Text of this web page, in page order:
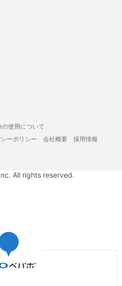
使用について
ーポリシー 会社概要
採用情報
All rights reserved.